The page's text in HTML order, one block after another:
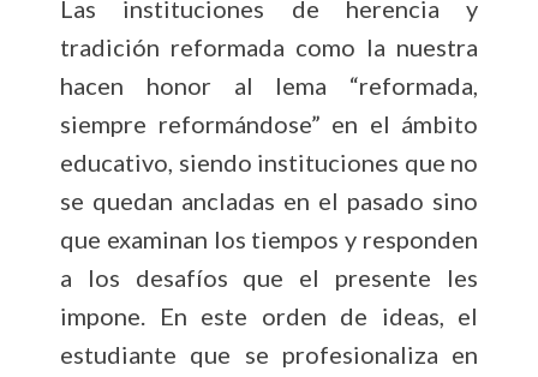
Las instituciones de herencia y
tradición reformada como la nuestra
hacen honor al lema “reformada,
siempre reformándose” en el ámbito
educativo, siendo instituciones que no
se quedan ancladas en el pasado sino
que examinan los tiempos y responden
a los desafíos que el presente les
impone. En este orden de ideas, el
estudiante que se profesionaliza en